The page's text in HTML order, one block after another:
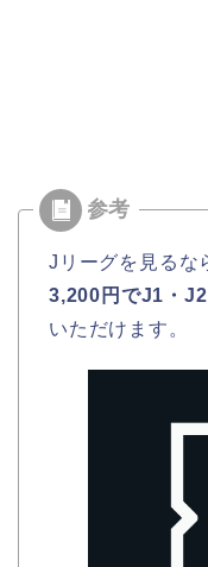
Jリーグを見るな
3,200円でJ1・
いただけます。